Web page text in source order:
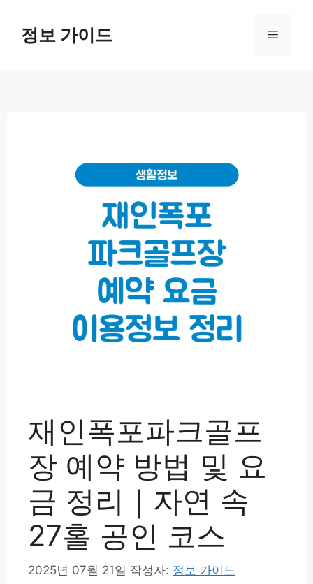
정보 가이드 메
재인폭포파크골프
장 예약 방법 및 요
금 정리｜자연 속
27홀 공인 코스
2025년 07월 21일 작성자: 정보 가이드